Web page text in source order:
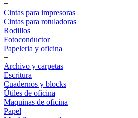
+
Cintas para impresoras
Cintas para rotuladoras
Rodillos
Fotoconductor
Papeleria y oficina
+
Archivo y carpetas
Escritura
Cuadernos y blocks
Útiles de oficina
Maquinas de oficina
Papel